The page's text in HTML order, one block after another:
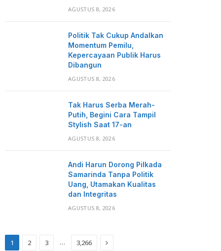
AGUSTUS 8, 2026
Politik Tak Cukup Andalkan
Momentum Pemilu,
Kepercayaan Publik Harus
Dibangun
AGUSTUS 8, 2026
Tak Harus Serba Merah-
Putih, Begini Cara Tampil
Stylish Saat 17-an
AGUSTUS 8, 2026
Andi Harun Dorong Pilkada
Samarinda Tanpa Politik
Uang, Utamakan Kualitas
dan Integritas
AGUSTUS 8, 2026
1 2 3 … 3,266 Next